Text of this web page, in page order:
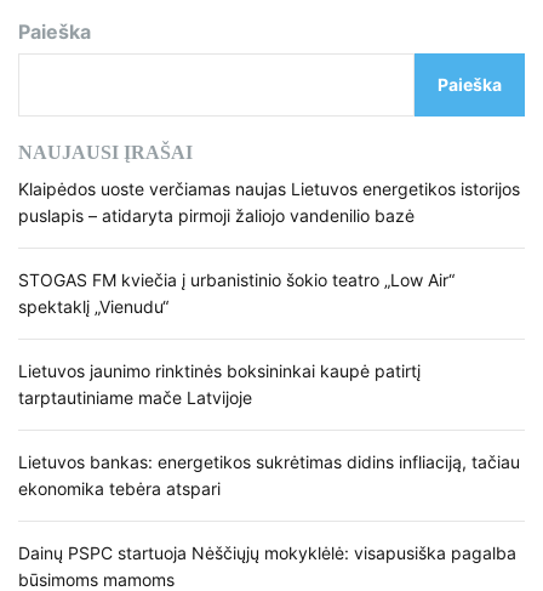
Paieška
Paieška
NAUJAUSI ĮRAŠAI
Klaipėdos uoste verčiamas naujas Lietuvos energetikos istorijos
puslapis – atidaryta pirmoji žaliojo vandenilio bazė
STOGAS FM kviečia į urbanistinio šokio teatro „Low Air“
spektaklį „Vienudu“
Lietuvos jaunimo rinktinės boksininkai kaupė patirtį
tarptautiniame mače Latvijoje
Lietuvos bankas: energetikos sukrėtimas didins infliaciją, tačiau
ekonomika tebėra atspari
Dainų PSPC startuoja Nėščiųjų mokyklėlė: visapusiška pagalba
būsimoms mamoms